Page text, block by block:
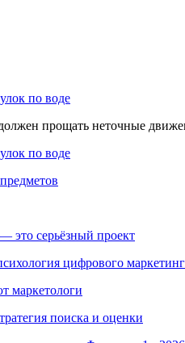
по воде
прощать неточные
по воде
это серьёзный проект
цифрового
маркетологи
поиска и оценки